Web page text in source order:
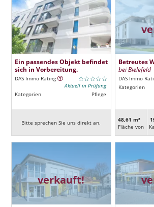
Ein passendes Objekt befindet
sich in Vorbereitung.
DAS Immo Rating
Aktuell in Prüfung
Kategorien
Pflege
Bitte sprechen Sie uns direkt an.
Betreutes
bei Bielefeld
DAS Immo
Kategorien
48,61 m²
Fläche von
verkauft!